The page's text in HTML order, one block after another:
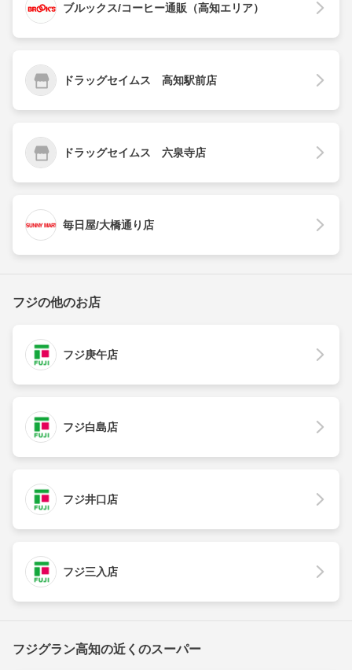
ブルックス/コーヒー通販（高知エリア）
ドラッグセイムス 高知駅前店
ドラッグセイムス 六泉寺店
毎日屋/大橋通り店
フジの他のお店
フジ庚午店
フジ白島店
フジ井口店
フジ三入店
フジグラン高知の近くのスーパー